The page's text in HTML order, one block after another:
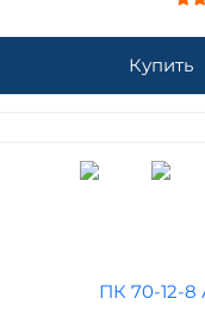
Купить